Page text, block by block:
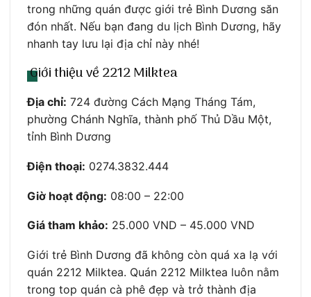
trong những quán được giới trẻ Bình Dương săn
đón nhất. Nếu bạn đang du lịch Bình Dương, hãy
nhanh tay lưu lại địa chỉ này nhé!
Giới thiệu về 2212 Milktea
Địa chỉ: 724 đường Cách Mạng Tháng Tám,
phường Chánh Nghĩa, thành phố Thủ Dầu Một,
tỉnh Bình Dương
Điện thoại: 0274.3832.444
Giờ hoạt động: 08:00 – 22:00
Giá tham khảo: 25.000 VND – 45.000 VND
Giới trẻ Bình Dương đã không còn quá xa lạ với
quán 2212 Milktea. Quán 2212 Milktea luôn nằm
trong top quán cà phê đẹp và trở thành địa